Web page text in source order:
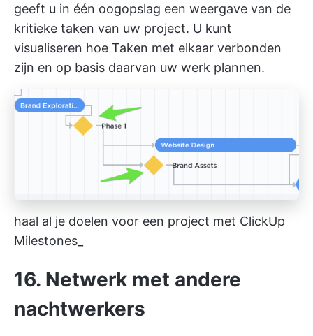
geeft u in één oogopslag een weergave van de
kritieke taken van uw project. U kunt
visualiseren hoe Taken met elkaar verbonden
zijn en op basis daarvan uw werk plannen.
haal al je doelen voor een project met ClickUp
Milestones_
16. Netwerk met andere
nachtwerkers